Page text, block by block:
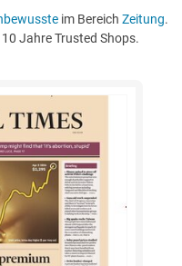
im Bereich Zeitung.
Jahre Trusted Shops.